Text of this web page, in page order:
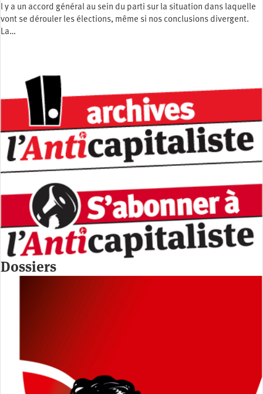
l y a un accord général au sein du parti sur la situation dans laquelle
vont se dérouler les élections, même si nos conclusions divergent.
La…
Dossiers